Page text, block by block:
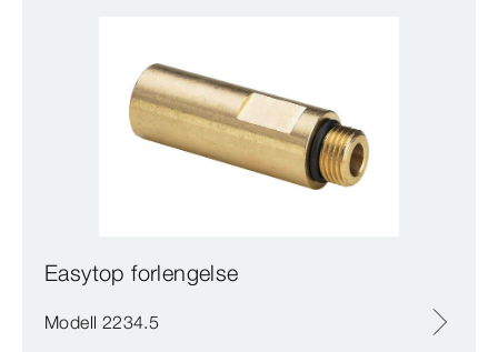
Easytop forlengelse
Modell 2234.5